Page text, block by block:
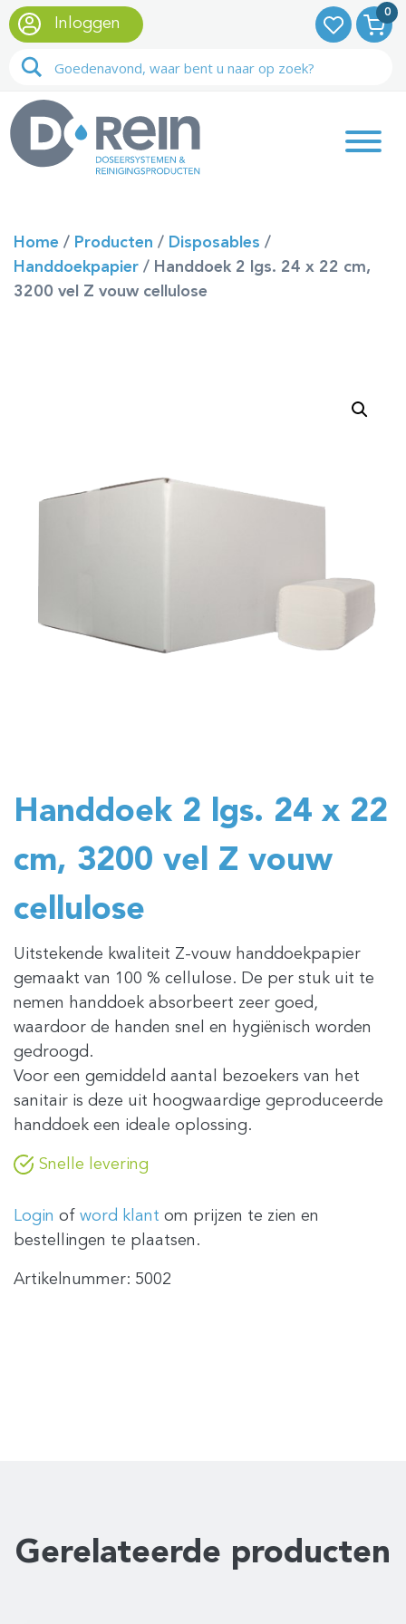
0
Inloggen
Home / Producten / Disposables /
Handdoekpapier / Handdoek 2 lgs. 24 x 22 cm,
3200 vel Z vouw cellulose
Handdoek 2 lgs. 24 x 22
cm, 3200 vel Z vouw
cellulose
Uitstekende kwaliteit Z-vouw handdoekpapier
gemaakt van 100 % cellulose. De per stuk uit te
nemen handdoek absorbeert zeer goed,
waardoor de handen snel en hygiënisch worden
gedroogd.
Voor een gemiddeld aantal bezoekers van het
sanitair is deze uit hoogwaardige geproduceerde
handdoek een ideale oplossing.
Snelle levering
Login of word klant om prijzen te zien en
bestellingen te plaatsen.
Artikelnummer: 5002
Gerelateerde producten